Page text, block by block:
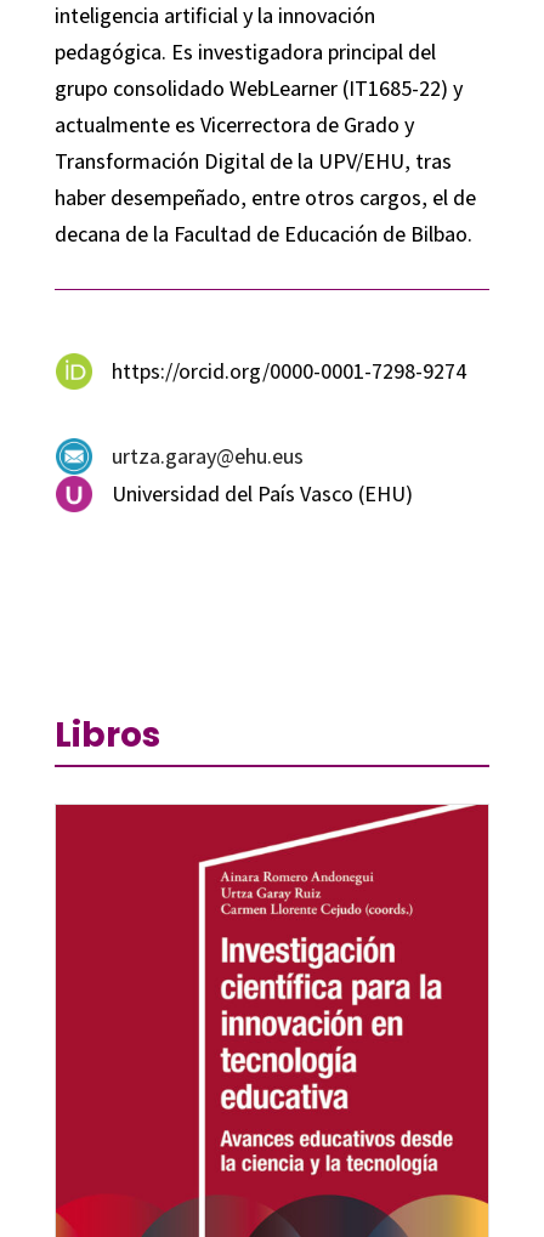
inteligencia artificial y la innovación
pedagógica. Es investigadora principal del
grupo consolidado WebLearner (IT1685-22) y
actualmente es Vicerrectora de Grado y
Transformación Digital de la UPV/EHU, tras
haber desempeñado, entre otros cargos, el de
decana de la Facultad de Educación de Bilbao.
https://orcid.org/0000-0001-7298-9274
urtza.garay@ehu.eus
Universidad del País Vasco (EHU)
Libros